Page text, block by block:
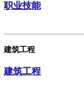
职业技能
建筑工程
建筑工程